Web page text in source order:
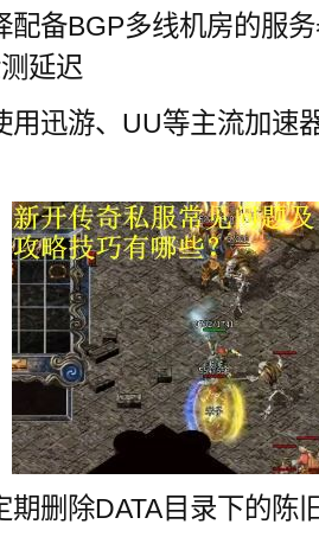
配备BGP多线机房的服
延迟
用迅游、UU等主流加速
期删除DATA目录下的陈